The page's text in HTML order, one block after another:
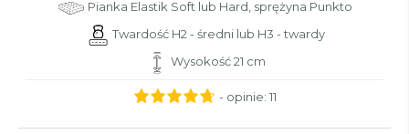
Pianka Elastik Soft lub Hard, sprężyna Punkto
Twardość H2 - średni lub H3 - twardy
Wysokość 21 cm
- opinie: 11